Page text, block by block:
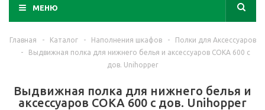
МЕНЮ
Главная - Каталог - Наполнения шкафов -
Полки для Аксессуаров
-
Выдвижная полка для нижнего белья и аксессуаров COKA 600 с
дов. Unihopper
Выдвижная полка для нижнего белья и
аксессуаров COKA 600 с дов. Unihopper